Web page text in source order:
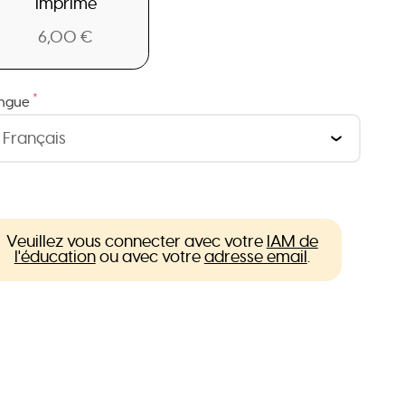
6,00 €
*
Veuillez vous connecter avec votre IAM de
l'éducationou avec votreadresse email.